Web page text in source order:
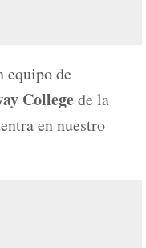
equipo de
Collegede la
en nuestro